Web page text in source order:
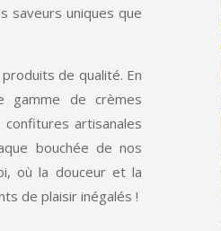
saveurs uniques que
de qualité. En
gamme de crèmes
artisanales
bouchée de nos
où la douceur et la
de plaisir inégalés !